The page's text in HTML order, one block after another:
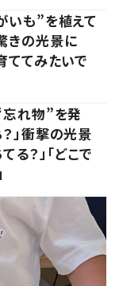
いも”を植えて
きの光景に
ててみたいで
忘れ物”を発
」衝撃の光景
る？」「どこで